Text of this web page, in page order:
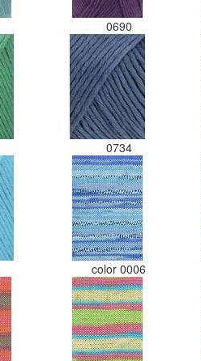
0690
0734
color 0006